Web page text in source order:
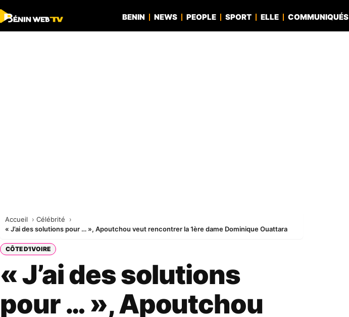
BENIN NEWS PEOPLE SPORT ELLE COMMUNIQUÉS
Accueil
Célébrité
« J’ai des solutions pour … », Apoutchou veut rencontrer la 1ère dame Dominique Ouattara
CÔTE D'IVOIRE
« J’ai des solutions
pour … », Apoutchou